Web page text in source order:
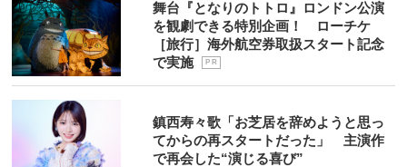
舞台『となりのトトロ』ロンドン公演
を観劇できる特別企画！ ローチケ
［旅行］海外航空券取扱スタート記念
で実施
P R
鎮西寿々歌「お芝居を辞めようと思っ
てからの再スタートだった」 主演作
で再会した“演じる喜び”